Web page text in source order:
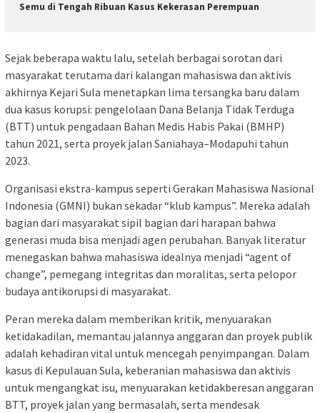
Semu di Tengah Ribuan Kasus Kekerasan Perempuan
Sejak beberapa waktu lalu, setelah berbagai sorotan dari
masyarakat terutama dari kalangan mahasiswa dan aktivis
akhirnya Kejari Sula menetapkan lima tersangka baru dalam
dua kasus korupsi: pengelolaan Dana Belanja Tidak Terduga
(BTT) untuk pengadaan Bahan Medis Habis Pakai (BMHP)
tahun 2021, serta proyek jalan Saniahaya–Modapuhi tahun
2023.
Organisasi ekstra-kampus seperti Gerakan Mahasiswa Nasional
Indonesia (GMNI) bukan sekadar “klub kampus”. Mereka adalah
bagian dari masyarakat sipil bagian dari harapan bahwa
generasi muda bisa menjadi agen perubahan. Banyak literatur
menegaskan bahwa mahasiswa idealnya menjadi “agent of
change”, pemegang integritas dan moralitas, serta pelopor
budaya antikorupsi di masyarakat.
Peran mereka dalam memberikan kritik, menyuarakan
ketidakadilan, memantau jalannya anggaran dan proyek publik
adalah kehadiran vital untuk mencegah penyimpangan. Dalam
kasus di Kepulauan Sula, keberanian mahasiswa dan aktivis
untuk mengangkat isu, menyuarakan ketidakberesan anggaran
BTT, proyek jalan yang bermasalah, serta mendesak